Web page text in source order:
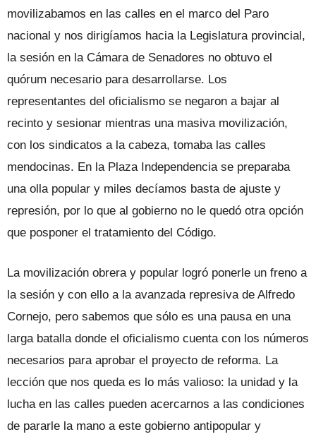
movilizabamos en las calles en el marco del Paro
nacional y nos dirigíamos hacia la Legislatura provincial,
la sesión en la Cámara de Senadores no obtuvo el
quórum necesario para desarrollarse. Los
representantes del oficialismo se negaron a bajar al
recinto y sesionar mientras una masiva movilización,
con los sindicatos a la cabeza, tomaba las calles
mendocinas. En la Plaza Independencia se preparaba
una olla popular y miles decíamos basta de ajuste y
represión, por lo que al gobierno no le quedó otra opción
que posponer el tratamiento del Código.
La movilización obrera y popular logró ponerle un freno a
la sesión y con ello a la avanzada represiva de Alfredo
Cornejo, pero sabemos que sólo es una pausa en una
larga batalla donde el oficialismo cuenta con los números
necesarios para aprobar el proyecto de reforma. La
lección que nos queda es lo más valioso: la unidad y la
lucha en las calles pueden acercarnos a las condiciones
de pararle la mano a este gobierno antipopular y